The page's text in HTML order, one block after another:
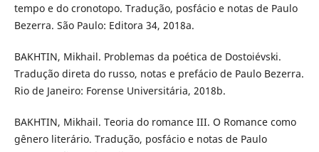
tempo e do cronotopo. Tradução, posfácio e notas de Paulo
Bezerra. São Paulo: Editora 34, 2018a.
BAKHTIN, Mikhail. Problemas da poética de Dostoiévski.
Tradução direta do russo, notas e prefácio de Paulo Bezerra.
Rio de Janeiro: Forense Universitária, 2018b.
BAKHTIN, Mikhail. Teoria do romance III. O Romance como
gênero literário. Tradução, posfácio e notas de Paulo